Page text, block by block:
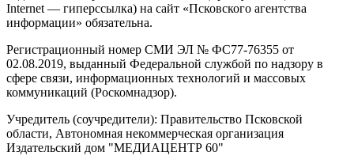
Internet — гиперссылка) на сайт «Псковского агентства
информации» обязательна.
Регистрационный номер СМИ ЭЛ № ФС77-76355 от
02.08.2019, выданный Федеральной службой по надзору в
сфере связи, информационных технологий и массовых
коммуникаций (Роскомнадзор).
Учредитель (соучредители): Правительство Псковской
области, Автономная некоммерческая организация
Издательский дом "МЕДИАЦЕНТР 60"